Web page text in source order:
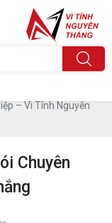
– Vi Tính Nguyễn
Chuyên